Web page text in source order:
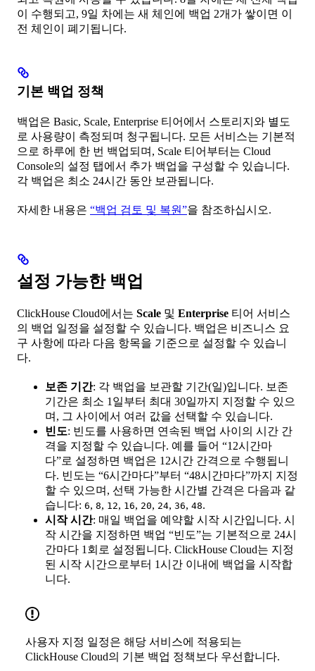
이 수행되고, 9일 차에는 새 체인에 백업 2개가 쌓이면 이
전 체인이 폐기됩니다.
기본 백업 정책
백업은 Basic, Scale, Enterprise 티어에서 스토리지와 별도
로 사용량이 측정되며 청구됩니다. 모든 서비스는 기본적
으로 하루에 한 번 백업되며, Scale 티어부터는 Cloud
Console의 설정 탭에서 추가 백업을 구성할 수 있습니다.
각 백업은 최소 24시간 동안 보관됩니다.
자세한 내용은 “백업 검토 및 복원”을 참조하십시오.
설정 가능한 백업
ClickHouse Cloud에서는 Scale 및 Enterprise 티어 서비스
의 백업 일정을 설정할 수 있습니다. 백업은 비즈니스 요
구 사항에 따라 다음 항목을 기준으로 설정할 수 있습니
다.
보존 기간: 각 백업을 보관할 기간(일)입니다. 보존
기간은 최소 1일부터 최대 30일까지 지정할 수 있으
며, 그 사이에서 여러 값을 선택할 수 있습니다.
빈도: 빈도를 사용하면 연속된 백업 사이의 시간 간
격을 지정할 수 있습니다. 예를 들어 “12시간마
다”로 설정하면 백업은 12시간 간격으로 수행됩니
다. 빈도는 “6시간마다”부터 “48시간마다”까지 지정
할 수 있으며, 선택 가능한 시간별 간격은 다음과 같
습니다: 6, 8, 12, 16, 20, 24, 36, 48.
시작 시간: 매일 백업을 예약할 시작 시간입니다. 시
작 시간을 지정하면 백업 “빈도”는 기본적으로 24시
간마다 1회로 설정됩니다. ClickHouse Cloud는 지정
된 시작 시간으로부터 1시간 이내에 백업을 시작합
니다.
사용자 지정 일정은 해당 서비스에 적용되는
ClickHouse Cloud의 기본 백업 정책보다 우선합니다.